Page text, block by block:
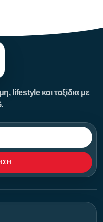
lifestyle και ταξίδια με